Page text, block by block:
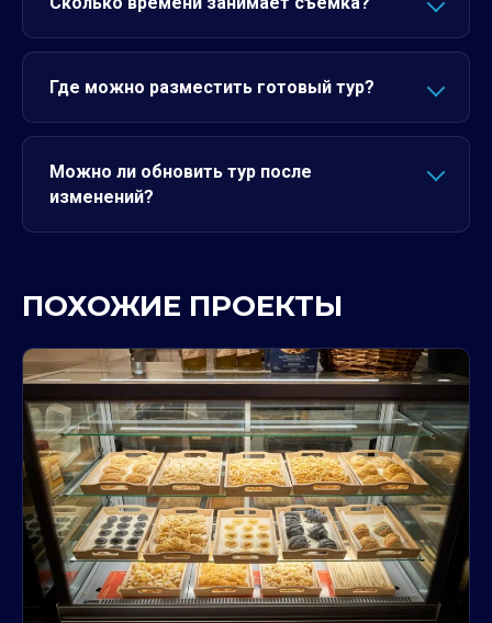
Где можно разместить готовый тур?
Можно ли обновить тур после
изменений?
ПОХОЖИЕ ПРОЕКТЫ